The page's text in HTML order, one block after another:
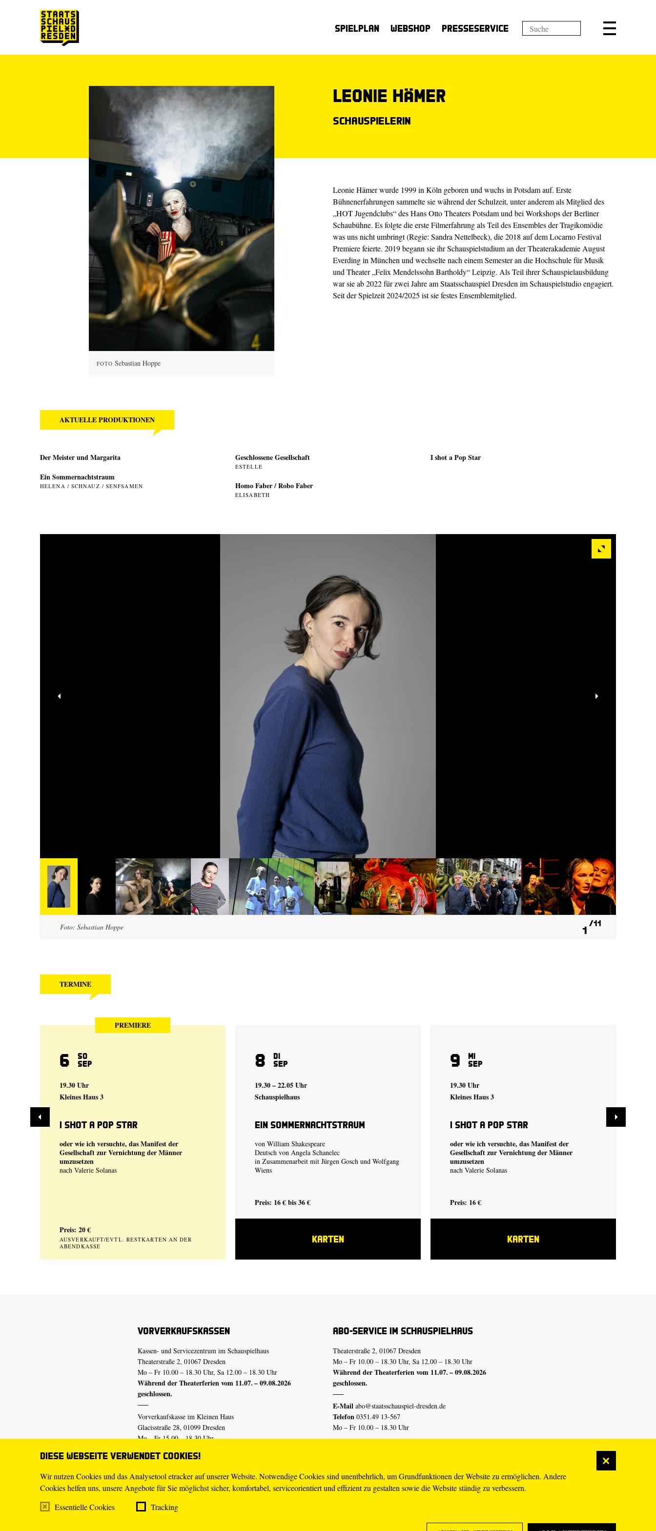
Diese Webseite verwendet Cookies!
Wir nutzen Cookies und das Analysetool etracker auf unserer Website. Notwendige Cookies sind unentbehrlich, um Grundfunktionen der Website zu ermöglichen. Andere
Cookies helfen uns, unsere Angebote für Sie möglichst sicher, komfortabel, serviceorientiert und effizient zu gestalten sowie die Website ständig zu verbessern.
Essentielle Cookies
Tracking
Spielplan Webshop Presseservice
FOTO Sebastian Hoppe
Leonie Hämer
Schauspielerin
Leonie Hämer wurde 1999 in Köln geboren und wuchs in Potsdam auf. Erste
Bühnenerfahrungen sammelte sie während der Schulzeit, unter anderem als Mitglied des
„HOT Jugendclubs“ des Hans Otto Theaters Potsdam und bei Workshops der Berliner
Schaubühne. Es folgte die erste Filmerfahrung als Teil des Ensembles der Tragikomödie
was uns nicht umbringt (Regie: Sandra Nettelbeck), die 2018 auf dem Locarno Festival
Premiere feierte. 2019 begann sie ihr Schauspielstudium an der Theaterakademie August
Everding in München und wechselte nach einem Semester an die Hochschule für Musik
und Theater „Felix Mendelssohn Bartholdy“ Leipzig. Als Teil ihrer Schauspielausbildung
war sie ab 2022 für zwei Jahre am Staatsschauspiel Dresden im Schauspielstudio engagiert.
Seit der Spielzeit 2024/2025 ist sie festes Ensemblemitglied.
AKTUELLE PRODUKTIONEN
Der Meister und Margarita
Ein Sommer­nachtstraum
HELENA / SCHNAUZ / SENFSAMEN
Geschlossene Gesellschaft
ESTELLE
Homo Faber / Robo Faber
ELISABETH
I shot a Pop Star
Foto: Sebastian Hoppe 1
11
TERMINE
PREMIERE
6 So
Sep
19.30 Uhr
Kleines Haus 3
I shot a Pop Star
oder wie ich versuchte, das Manifest der
Gesellschaft zur Vernichtung der Männer
umzusetzen
nach Valerie Solanas
Preis: 20 €
AUSVERKAUFT/EVTL. RESTKARTEN AN DER
ABENDKASSE
8 Di
Sep
19.30 – 22.05 Uhr
Schauspielhaus
Ein Sommer­nachtstraum
von William Shakespeare
Deutsch von Angela Schanelec
in Zusammenarbeit mit Jürgen Gosch und Wolfgang
Wiens
Preis: 16 € bis 36 €
KARTEN
9 Mi
Sep
19.30 Uhr
Kleines Haus 3
I shot a Pop Star
oder wie ich versuchte, das Manifest der
Gesellschaft zur Vernichtung der Männer
umzusetzen
nach Valerie Solanas
Preis: 16 €
KARTEN
Vorverkaufskassen
Kassen- und Servicezentrum im Schauspielhaus
Theaterstraße 2, 01067 Dresden
Mo – Fr 10.00 – 18.30 Uhr, Sa 12.00 – 18.30 Uhr
Während der Theaterferien vom 11.07. – 09.08.2026
geschlossen.
Vorverkaufskasse im Kleinen Haus
Glacisstraße 28, 01099 Dresden
Mo – Fr 15.00 – 18.30 Uhr
geschlossen.
E-Mail tickets@staatsschauspiel-dresden.de
Telefon 0351.49 13-555
Mo – Fr 10.00 – 18.30 Uhr
Abo-Service im Schauspielhaus
Theaterstraße 2, 01067 Dresden
Mo – Fr 10.00 – 18.30 Uhr, Sa 12.00 – 18.30 Uhr
Während der Theaterferien vom 11.07. – 09.08.2026
geschlossen.
E-Mail abo@staatsschauspiel-dresden.de
Telefon 0351.49 13-567
Mo – Fr 10.00 – 18.30 Uhr
Erklärung Barrierefreiheit